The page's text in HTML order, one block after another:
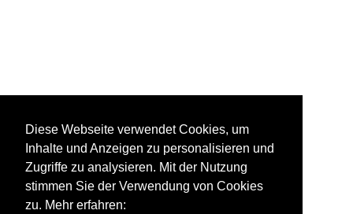
Museum
Diese Webseite verwendet Cookies, um
Inhalte und Anzeigen zu personalisieren und
Zugriffe zu analysieren. Mit der Nutzung
stimmen Sie der Verwendung von Cookies
zu. Mehr erfahren: